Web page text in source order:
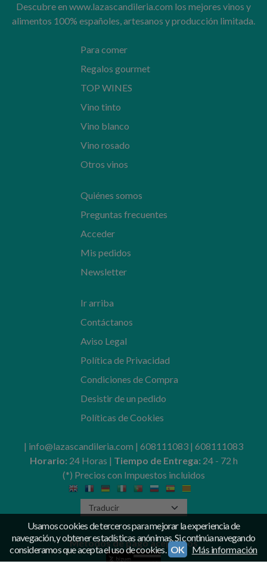
Descubre en www.lazascandileria.com los mejores vinos y
alimentos 100% españoles, artesanos y producción limitada.
Para comer
Regalos gourmet
TOP WINES
Vino tinto
Vino blanco
Vino rosado
Otros vinos
Quiénes somos
Preguntas frecuentes
Acceder
Mis pedidos
Newsletter
Ir arriba
Contáctanos
Aviso Legal
Política de Privacidad
Condiciones de Compra
Desistir de un pedido
Políticas de Cookies
| info@lazascandileria.com | 608111083 | 608111083
Horario: 24 Horas | Tiempo de Entrega: 24 - 72 h
(*) Precios con Impuestos incluidos
Métodos de pago aceptados
Usamos cookies de terceros para mejorar la experiencia de
navegación, y obtener estadísticas anónimas. Si continúa navegando
consideramos que acepta el uso de cookies. OK Más información